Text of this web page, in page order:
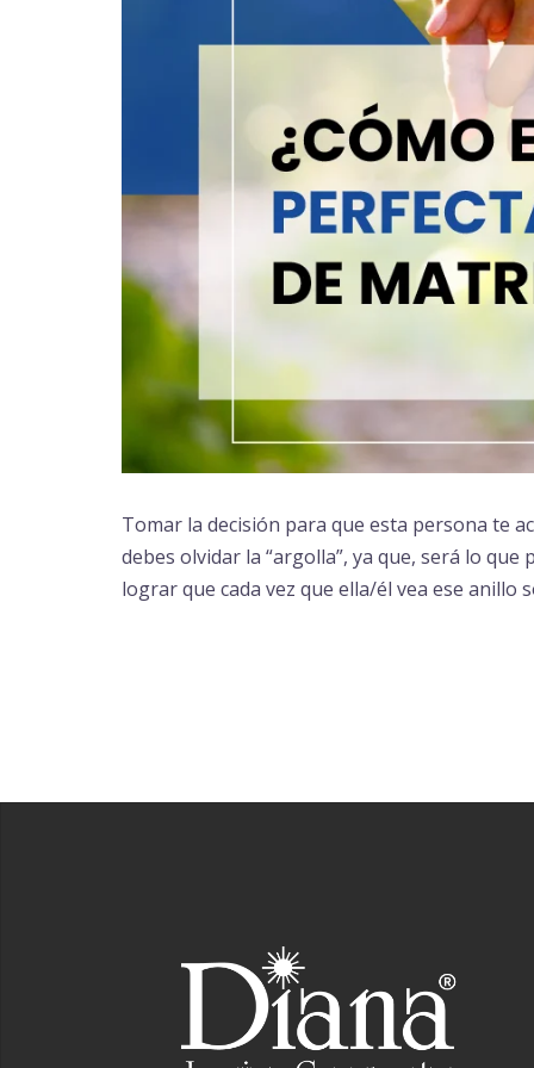
Tomar la decisión para que esta persona te
debes olvidar la “argolla”, ya que, será lo
lograr que cada vez que ella/él vea ese anillo